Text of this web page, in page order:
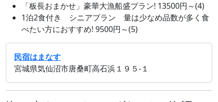
「板長おまかせ」豪華大漁船盛プラン! 13500円～(4)
1泊2食付き シニアプラン 量は少なめ品数が多く食
べたい方におすすめ! 9500円～(5)
民宿はまなす
宮城県気仙沼市唐桑町高石浜１９５‐１